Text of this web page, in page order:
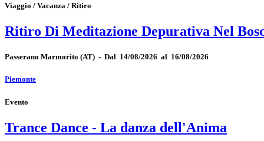
Viaggio / Vacanza / Ritiro
Ritiro Di Meditazione Depurativa Nel
Passerano Marmorito (AT) - Dal 14/08/2026 al 16/08/2026
Piemonte
Evento
Trance Dance - La danza dell'Anima